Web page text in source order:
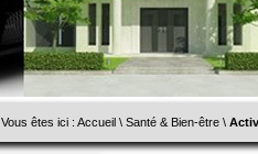
Vous êtes ici : Accueil \ Santé & Bien-être \